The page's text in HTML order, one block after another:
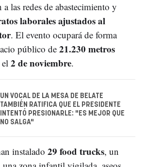
las redes de abastecimiento y
laborales ajustados al
. El evento ocupará de forma
público de 21.230 metros
el 2 de noviembre.
UN VOCAL DE LA MESA DE BELATE
TAMBIÉN RATIFICA QUE EL PRESIDENTE
INTENTÓ PRESIONARLE: "ES MEJOR QUE
NO SALGA"
instalado 29 food trucks, un